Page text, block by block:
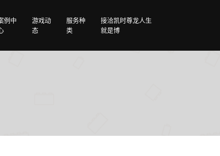
例中
游戏动
态
服务种
类
接洽凯时尊龙人生
就是博